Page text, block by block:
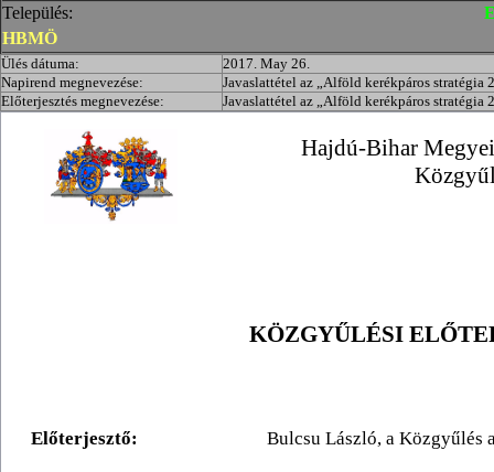
Település:
HBMÖ
Ülés dátuma:
2017. May 26.
Napirend megnevezése:
Javaslattétel az „Alföld kerékpáros stratégia
Előterjesztés megnevezése:
Javaslattétel az „Alföld kerékpáros stratégia